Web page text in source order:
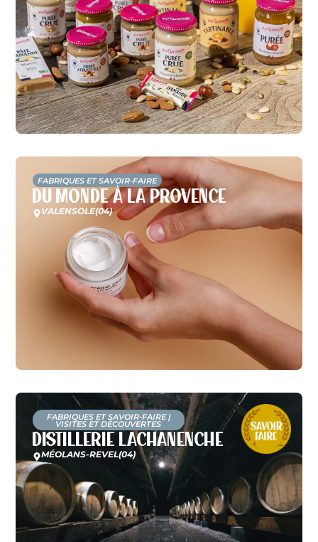
FABRIQUES ET SAVOIR-FAIRE
Du Monde à la Provence
VALENSOLE(04)
FABRIQUES ET SAVOIR-FAIRE|
VISITES ET DÉCOUVERTES
Distillerie Lachanenche
MÉOLANS-REVEL(04)